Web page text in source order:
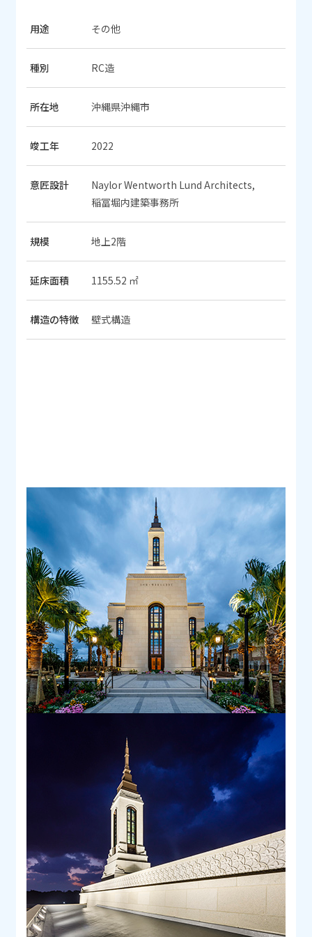
用途 その他
種別 RC造
所在地 沖縄県沖縄市
竣工年 2022
意匠設計
Naylor Wentworth Lund Architects,
稲冨堀内建築事務所
規模 地上2階
延床面積 1155.52 ㎡
構造の特徴 壁式構造